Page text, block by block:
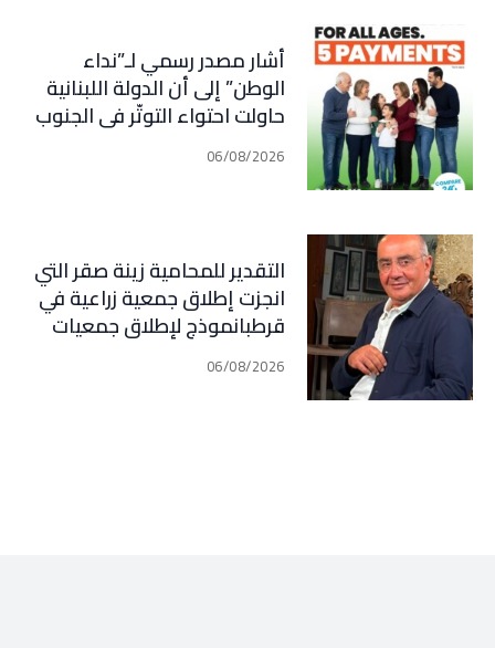
أشار مصدر رسمي لـ”نداء
الوطن” إلى أن الدولة اللبنانية
حاولت احتواء التوتّر في الجنوب
عبر إجراء سلسلة اتصالات
دبلوماسية وأمنية، لكن عدم
جهة أخرى، يضعان الوضع أمام
احتمال تفجّر التصعيد
06/08/2026
التقدير للمحامية زينة صقر التي
انجزت إطلاق جمعية زراعية في
قرطبانموذج لإطلاق جمعيات
معنية بكل المجالات في كل
القرى و البلدات في جبيل (فارس
06/08/2026